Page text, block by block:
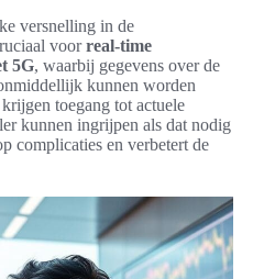
versnelling in de
voorreal-time
5G, waarbij gegevens over de
kunnen worden
toegang tot actuele
kunnen ingrijpen als dat nodig
complicaties en verbetert de